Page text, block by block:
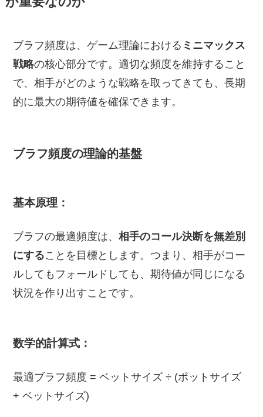
ブラフ頻度は、ゲーム理論における ミニマックス
戦略の核心部分です。適切な頻度を維持すること
で、相手がどのような戦略を取ってきても、長期
的に最大の期待値を確保できます。
ブラフ頻度の理論的基盤
基本原理：
ブラフの最適頻度は、相手のコール決断を無差別
にすることを目標とします。つまり、相手がコー
ルしてもフォールドしても、期待値が同じになる
状況を作り出すことです。
数学的計算式：
最適ブラフ頻度 = ベットサイズ ÷ (ポットサイズ
+ ベットサイズ)